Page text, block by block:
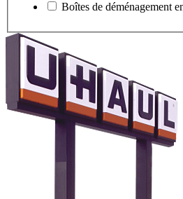
Boîtes de déménagement